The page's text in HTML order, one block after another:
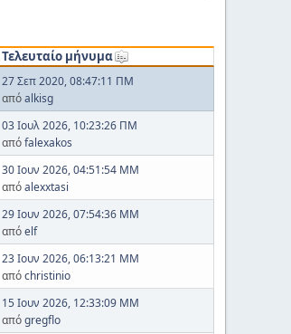
Τελευταίο μήνυμα
27 Σεπ 2020, 08:47:11 ΠΜ
απόalkisg
03 Ιουλ 2026, 10:23:26 ΠΜ
απόfalexakos
30 Ιουν 2026, 04:51:54 ΜΜ
απόalexxtasi
29 Ιουν 2026, 07:54:36 ΜΜ
απόelf
23 Ιουν 2026, 06:13:21 ΜΜ
απόchristinio
15 Ιουν 2026, 12:33:09 ΜΜ
απόgregflo